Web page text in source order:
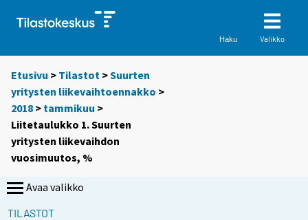
Haku Valikko
Etusivu > Tilastot >Suurten
yritysten liikevaihtoennakko >
2018 > tammikuu >
Liitetaulukko 1. Suurten
yritysten liikevaihdon
vuosimuutos, %
Avaa valikko
TILASTOT